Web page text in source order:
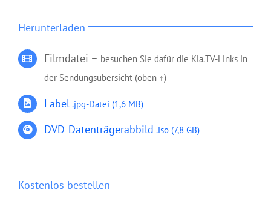
Herunterladen
Filmdatei – besuchen Sie dafür die Kla.TV-Links in
der Sendungsübersicht (oben ↑)
Label .jpg-Datei (1,6 MB)
DVD-Datenträgerabbild .iso (7,8 GB)
Kostenlos bestellen